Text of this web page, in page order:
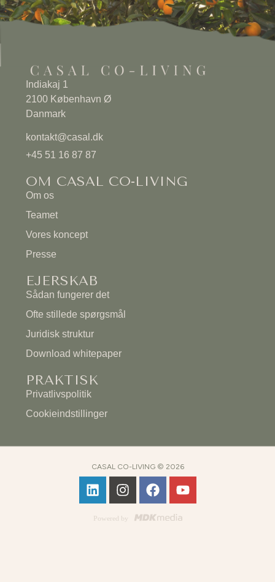
Indiakaj 1
2100 København Ø
Danmark
kontakt@casal.dk
+45 51 16 87 87
OM CASAL CO-LIVING
Om os
Teamet
Vores koncept
Presse
EJERSKAB
Sådan fungerer det
Ofte stillede spørgsmål
Juridisk struktur
Download whitepaper
PRAKTISK
Privatlivspolitik
Cookieindstillinger
CASAL CO-LIVING © 2026